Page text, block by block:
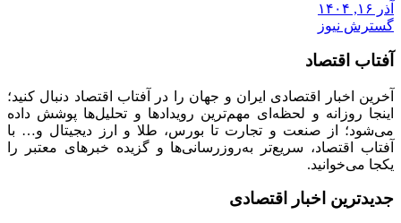
آذر ۱۶, ۱۴۰۴
گسترش نیوز
آفتاب اقتصاد
آخرین اخبار اقتصادی ایران و جهان را در آفتاب اقتصاد دنبال کنید؛
اینجا روزانه و لحظه‌ای مهم‌ترین رویدادها و تحلیل‌ها پوشش داده
می‌شود؛ از صنعت و تجارت تا بورس، طلا و ارز دیجیتال و… با
آفتاب اقتصاد، سریع‌تر به‌روزرسانی‌ها و گزیده خبرهای معتبر را
یکجا می‌خوانید.
جدیدترین اخبار اقتصادی